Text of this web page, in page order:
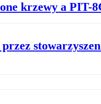
krzewy a PIT-